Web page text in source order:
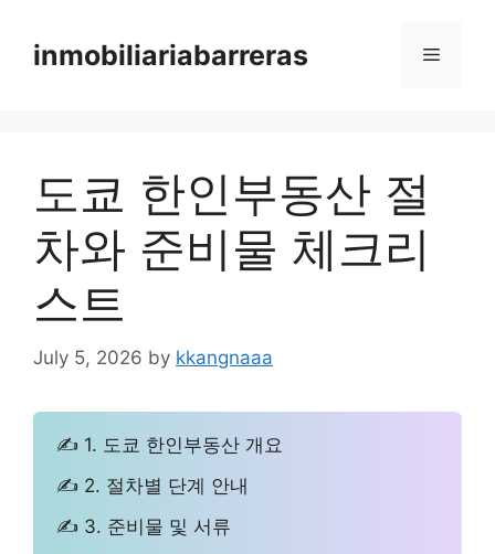
contentinmobiliariabarreras Menu
도쿄 한인부동산 절
차와 준비물 체크리
스트
July 5, 2026 by kkangnaaa
✍ 1. 도쿄 한인부동산 개요
✍ 2. 절차별 단계 안내
✍ 3. 준비물 및 서류